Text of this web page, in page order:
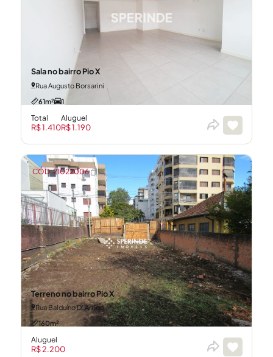
Sala no bairro Pio X
Rua Augusto Borsarini
61m²
1
Total
R$ 1.410
Aluguel
R$ 1.190
Terreno no bairro Pio X
Rua Balduíno D' Arrigo
160m²
Aluguel
R$ 2.200
CÓD: 21022006